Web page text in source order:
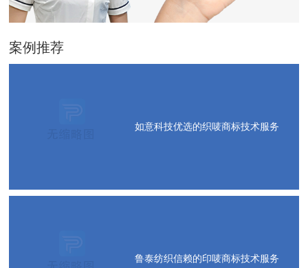
案例推荐
如意科技优选的织唛商标技术服务
鲁泰纺织信赖的印唛商标技术服务